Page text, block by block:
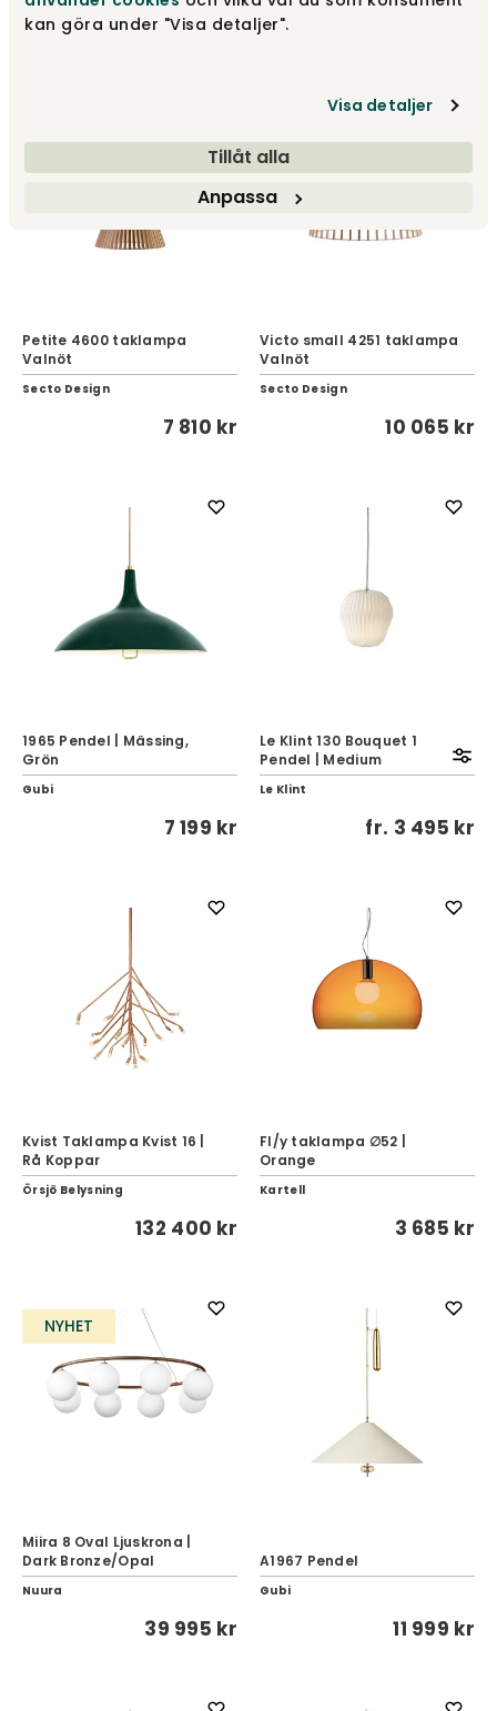
kan göra under "Visa detaljer".
Visa detaljer
Tillåt alla
Anpassa
3 795 kr
Petite 4600 taklampa
Valnöt
Secto Design
7 810 kr
Victo small 4251 taklampa
Valnöt
Secto Design
10 065 kr
1965 Pendel | Mässing,
Grön
Gubi
7 199 kr
Le Klint 130 Bouquet 1
Pendel | Medium
Le Klint
fr. 3 495 kr
Kvist Taklampa Kvist 16 |
Rå Koppar
Örsjö Belysning
132 400 kr
Fl/y taklampa ∅52 |
Orange
Kartell
3 685 kr
NYHET
Miira 8 Oval Ljuskrona |
Dark Bronze/Opal
Nuura
39 995 kr
A1967 Pendel
Gubi
11 999 kr